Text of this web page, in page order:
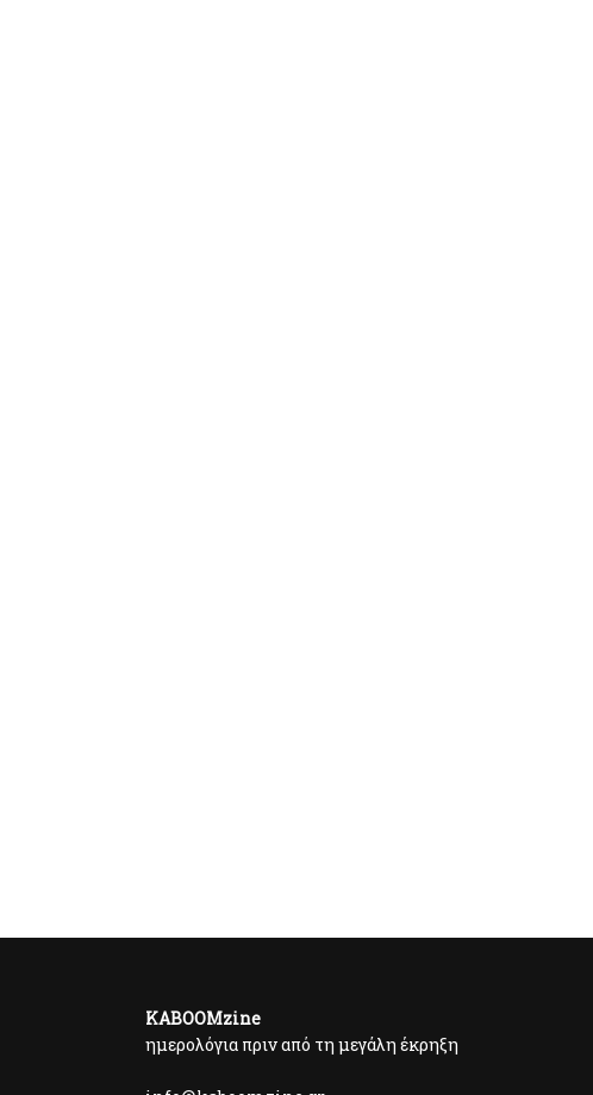
KABOOMzine
ημερολόγια πριν από τη μεγάλη έκρηξη